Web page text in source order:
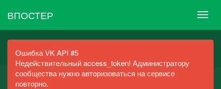
ВПОСТЕР
Ошибка VK API #5
Недействительный access_token! Администратору
сообщества нужно авторизоваться на сервисе
повторно.